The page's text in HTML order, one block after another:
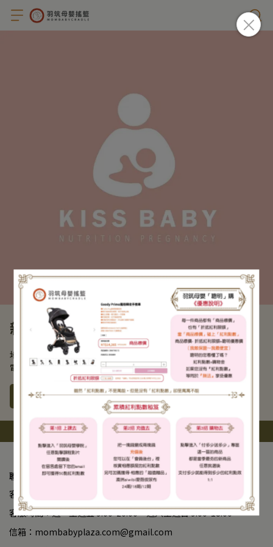
親寶貝月子餐
地址： 南投縣南投市復興路623號
電話： 049-2204425
了解更多
上一頁
聯絡我們
客服專線： 02-23825588
客服時間：週一至週五 9:00-20:00、週六至週日 9:00-18:00
信箱：mombabyplaza.com@gmail.com